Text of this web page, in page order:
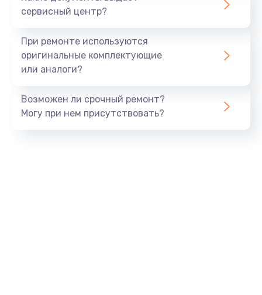
1530 руб.
Замена шлейфа матрицы
сервисный центр?
При ремонте используются
оригинальные комплектующие
или аналоги?
Возможен ли срочный ремонт?
Могу при нем присутствовать?